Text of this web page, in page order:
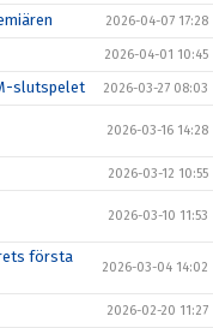
2026-04-07 17:28
2026-04-01 10:45
slutspelet 2026-03-27 08:03
2026-03-16 14:28
2026-03-12 10:55
2026-03-10 11:53
första
2026-03-04 14:02
2026-02-20 11:27